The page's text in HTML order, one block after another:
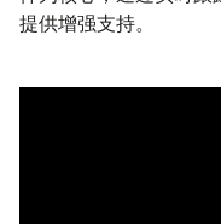
提供增强支持。